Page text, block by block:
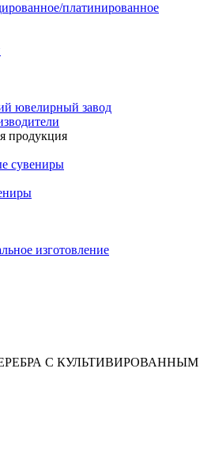
платинированное
ювелирный завод
продукция
сувениры
изготовление
С КУЛЬТИВИРОВАННЫМ